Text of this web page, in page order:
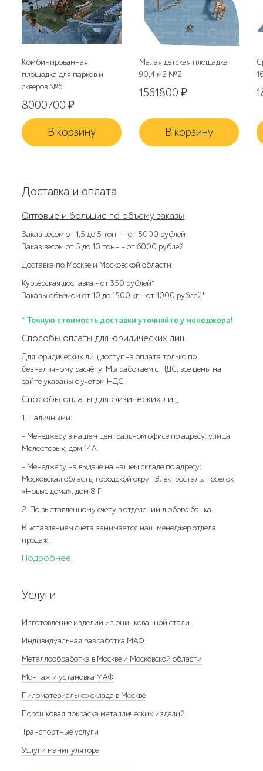
Комбинированная
площадка для парков и
скверов №6
8000700₽
В корзину
Малая детская площадка
90,4 м2 №2
1561800₽
В корзину
Доставка и оплата
Оптовые и большие по объему заказы
Заказ весом от 1,5 до 5 тонн – от 5000 рублей
Заказ весом от 5 до 10 тонн – от 6000 рублей
Доставка по Москве и Московской области
Курьерская доставка – от 350 рублей*
Заказы объемом от 10 до 1500 кг – от 1000 рублей*
* Точную стоимость доставки уточняйте у менеджера!
Способы оплаты для юридических лиц
Для юридических лиц доступна оплата только по
безналичному расчёту. Мы работаем с НДС, все цены на
сайте указаны с учетом НДС.
Способы оплаты для физических лиц
1. Наличными:
- Менеджеру в нашем центральном офисе по адресу: улица
Молостовых, дом 14А.
- Менеджеру на выдаче на нашем складе по адресу:
Московская область, городской округ Электросталь, поселок
«Новые дома», дом 8 Г.
2. По выставленному счету в отделении любого банка.
Выставлением счета занимается наш менеджер отдела
продаж.
Подробнее
Услуги
Изготовление изделий из оцинкованной стали
Индивидуальная разработка МАФ
Металлообработка в Москве и Московской области
Монтаж и установка МАФ
Пиломатериалы со склада в Москве
Порошковая покраска металлических изделий
Транспортные услуги
Услуги манипулятора